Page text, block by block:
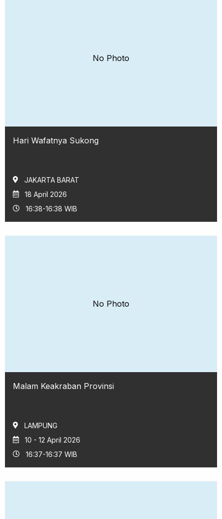
No Photo
Hari Wafatnya Sukong
JAKARTA BARAT
18 April 2026
16:38-16:38 WIB
No Photo
Malam Keakraban Provinsi
LAMPUNG
10 - 12 April 2026
16:37-16:37 WIB